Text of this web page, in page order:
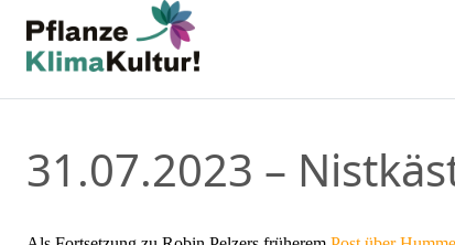
31.07.2023 –